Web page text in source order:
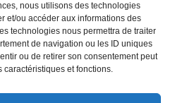
nous utilisons des technologies
et/ou accéder aux informations des
technologies nous permettra de traiter
de navigation ou les ID uniques
ou de retirer son consentement peut
caractéristiques et fonctions.